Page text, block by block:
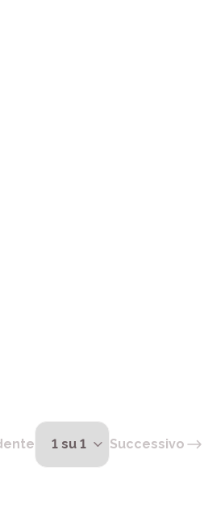
Successivo